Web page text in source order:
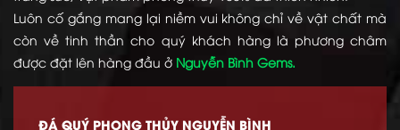
Luôn cố gắng mang lại niềm vui không chỉ về vật chất mà
còn về tinh thần cho quý khách hàng là phương châm
được đặt lên hàng đầu ở Nguyễn Bình Gems.
ĐÁ QUÝ PHONG THỦY NGUYỄN BÌNH